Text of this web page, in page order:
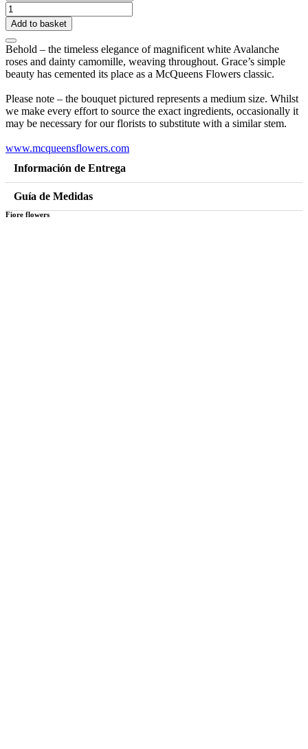
Grace
quantity
Add to basket
Behold – the timeless elegance of magnificent white Avalanche
roses and dainty camomille, weaving throughout. Grace’s simple
beauty has cemented its place as a McQueens Flowers classic.
Please note – the bouquet pictured represents a medium size. Whilst
we make every effort to source the exact ingredients, occasionally it
may be necessary for our florists to substitute with a similar stem.
www.mcqueensflowers.com
Información de Entrega
Guía de Medidas
Fiore flowers